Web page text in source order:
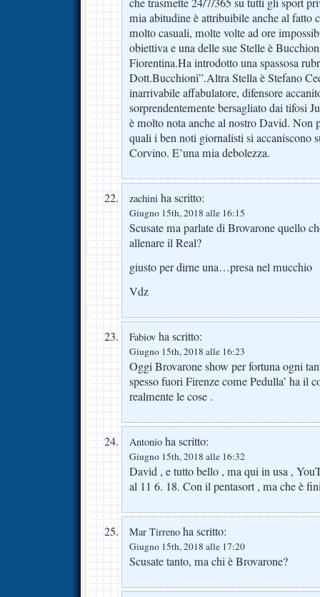
mia abitudine è attribuibile anche al fatto
molto casuali, molte volte ad ore
obiettiva e una delle sue Stelle è
Fiorentina.Ha introdotto una spassosa
Dott.Bucchioni”.Altra Stella è Stefano
inarrivabile affabulatore, difensore
sorprendentemente bersagliato dai tifosi
è molto nota anche al nostro David. Non
quali i ben noti giornalisti si accaniscono
Corvino. E’una mia debolezza.
zachini ha scritto:
Giugno 15th, 2018 alle 16:15
Scusate ma parlate di Brovarone quello
allenare il Real?
giusto per dirne una…presa nel mucchio
Vdz
Fabiov ha scritto:
Giugno 15th, 2018 alle 16:23
Oggi Brovarone show per fortuna ogni
spesso fuori Firenze come Pedulla’ ha il
realmente le cose .
Antonio ha scritto:
Giugno 15th, 2018 alle 16:32
David , e tutto bello , ma qui in usa ,
al 11 6. 18. Con il pentasort , ma che è
Mar Tirreno ha scritto:
Giugno 15th, 2018 alle 17:20
Scusate tanto, ma chi è Brovarone?